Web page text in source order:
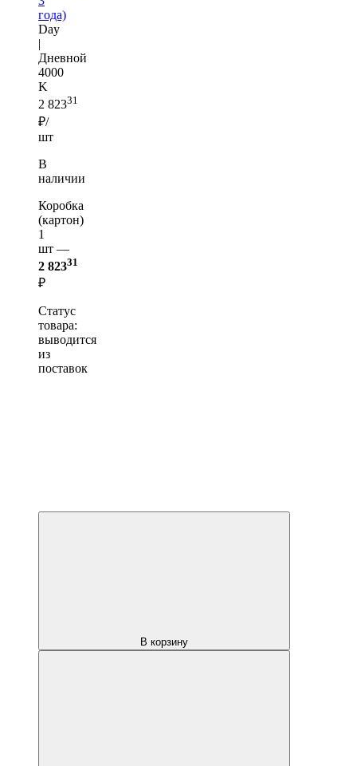
года)
Day
|
Дневной
4000
K
2 82331
₽/
шт
В
наличии
Коробка
(картон)
1
шт —
2 82331
₽
Статус
товара:
выводится
из
поставок
В корзину